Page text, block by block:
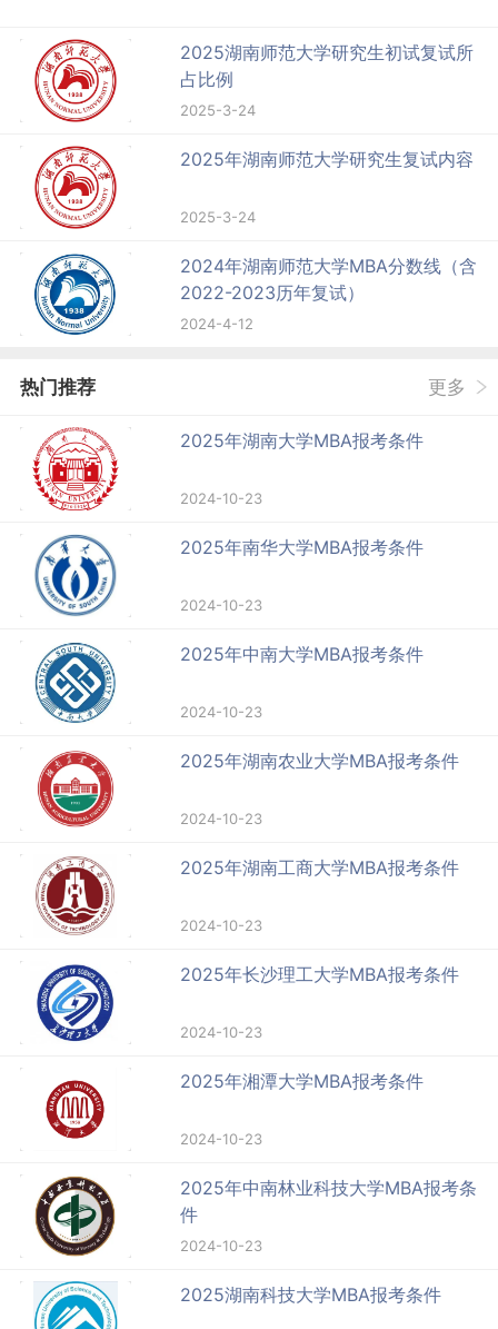
2025湖南师范大学研究生初试复试所
占比例
2025-3-24
2025年湖南师范大学研究生复试内容
2025-3-24
2024年湖南师范大学MBA分数线（含
2022-2023历年复试）
2024-4-12
热门推荐 更多
2025年湖南大学MBA报考条件
2024-10-23
2025年南华大学MBA报考条件
2024-10-23
2025年中南大学MBA报考条件
2024-10-23
2025年湖南农业大学MBA报考条件
2024-10-23
2025年湖南工商大学MBA报考条件
2024-10-23
2025年长沙理工大学MBA报考条件
2024-10-23
2025年湘潭大学MBA报考条件
2024-10-23
2025年中南林业科技大学MBA报考条
件
2024-10-23
2025湖南科技大学MBA报考条件